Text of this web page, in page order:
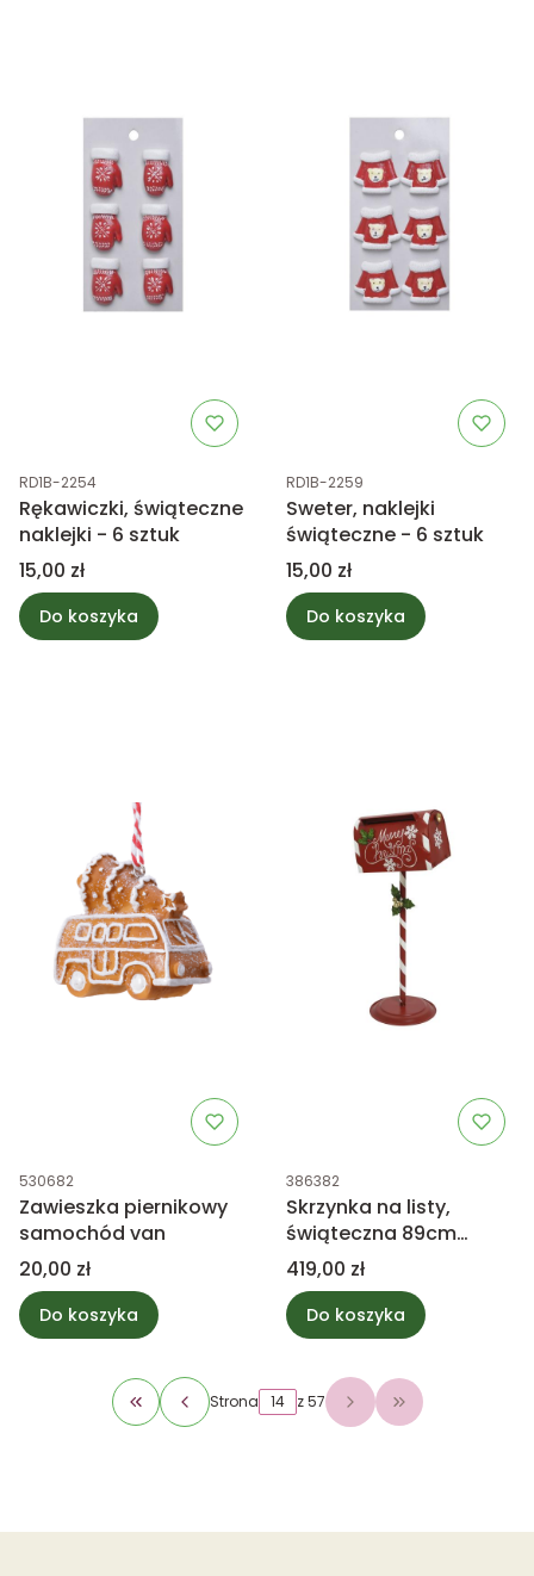
Kod produktu
RD1B-2254
Rękawiczki, świąteczne
naklejki - 6 sztuk
Cena
15,00 zł
Do koszyka
Kod produktu
RD1B-2259
Sweter, naklejki
świąteczne - 6 sztuk
Cena
15,00 zł
Do koszyka
Kod produktu
530682
Zawieszka piernikowy
samochód van
Cena
20,00 zł
Do koszyka
Kod produktu
386382
Skrzynka na listy,
świąteczna 89cm
cynkowa
Cena
419,00 zł
Do koszyka
Wróć do pierwszej strony z produktami
Strona z 57 Przejdź do